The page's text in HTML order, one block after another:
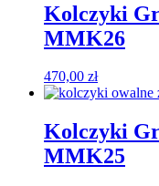
Kolczyki
MMK26
470,00 zł
Kolczyki
MMK25